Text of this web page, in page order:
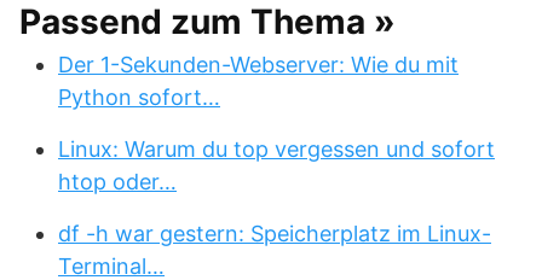
Passend zum Thema »
Der 1-Sekunden-Webserver: Wie du mit
Python sofort…
Linux: Warum du top vergessen und sofort
htop oder…
df -h war gestern: Speicherplatz im Linux-
Terminal…